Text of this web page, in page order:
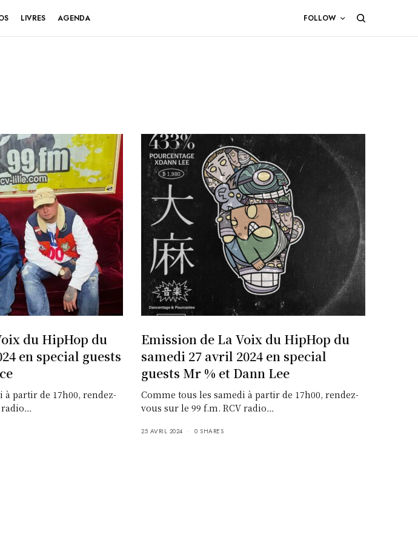
LIVRES AGENDA FOLLOW
du HipHop du
en special guests
à partir de 17h00, rendez-
radio…
Emission de La Voix du HipHop du
samedi 27 avril 2024 en special
guests Mr % et Dann Lee
Comme tous les samedi à partir de 17h00, rendez-
vous sur le 99 f.m. RCV radio…
25 AVRIL 2024 0 SHARES